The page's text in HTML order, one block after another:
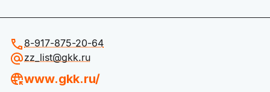
8-917-875-20-64
zz_list@gkk.ru
www.gkk.ru/